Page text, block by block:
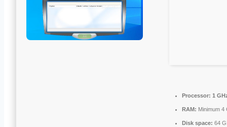
Processor: 1
RAM: Minimum 4
Disk space: 64